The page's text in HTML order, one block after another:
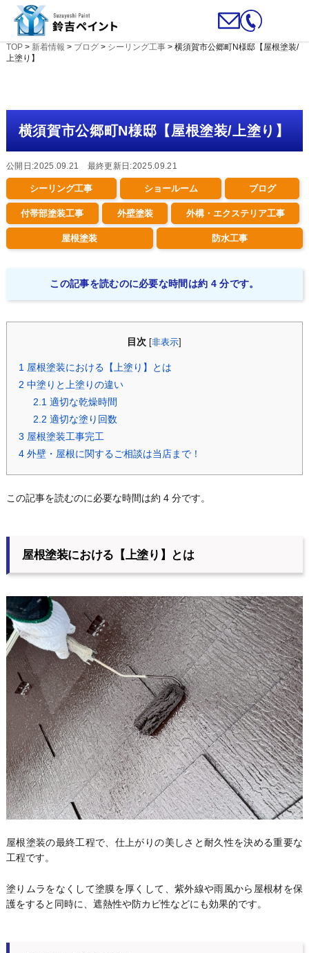
TOP> 新着情報 > ブログ> シーリング工事> 横須賀市公郷町N様邸【屋根塗装/
上塗り】
横須賀市公郷町N様邸【屋根塗装/上塗り】
公開日:2025.09.21 最終更新日:2025.09.21
シーリング工事 ショールーム ブログ
付帯部塗装工事 外壁塗装 外構・エクステリア工事
屋根塗装 防水工事
この記事を読むのに必要な時間は約 4 分です。
目次 [非表示
1 屋根塗装における【上塗り】とは
2 中塗りと上塗りの違い
2.1 適切な乾燥時間
2.2 適切な塗り回数
3 屋根塗装工事完工
4外壁・屋根に関するご相談は当店まで！
この記事を読むのに必要な時間は約 4 分です。
屋根塗装における【上塗り】とは
屋根塗装の最終工程で、仕上がりの美しさと耐久性を決める重要な
工程です。
塗りムラをなくして塗膜を厚くして、紫外線や雨風から屋根材を保
護をすると同時に、遮熱性や防カビ性などにも効果的です。